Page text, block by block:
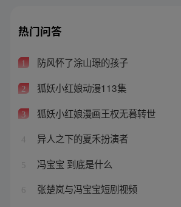
热门问答
1 防风怀了涂山璟的孩子
2 狐妖小红娘动漫113集
3 狐妖小红娘漫画王权无暮转世
4 异人之下的夏禾扮演者
5 冯宝宝 到底是什么
6 张楚岚与冯宝宝短剧视频